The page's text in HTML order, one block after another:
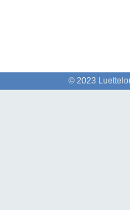
© 2023